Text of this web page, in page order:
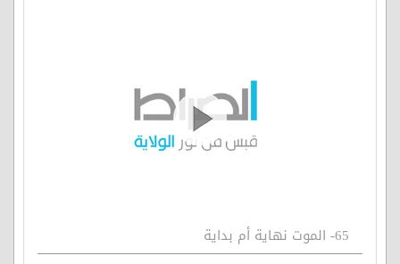
65- الموت نهاية أم بداية